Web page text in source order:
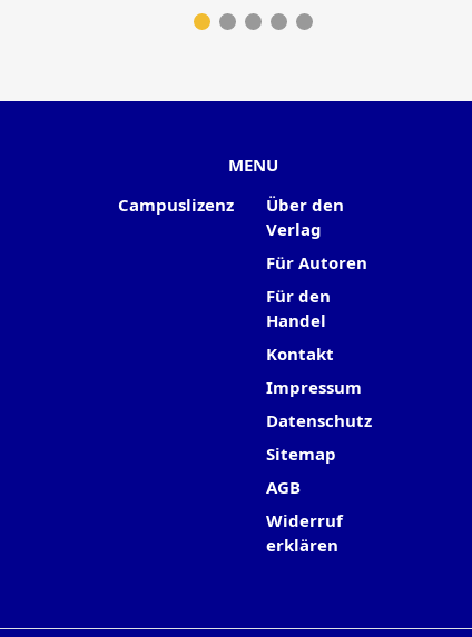
MENU
Campuslizenz
Über den
Verlag
Für Autoren
Für den
Handel
Kontakt
Impressum
Datenschutz
Sitemap
AGB
Widerruf
erklären